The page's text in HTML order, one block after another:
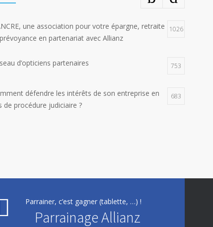
une association pour votre épargne, retraite
en partenariat avec Allianz
1026
d’opticiens partenaires 753
défendre les intérêts de son entreprise en
de procédure judiciaire ?
683
Parrainer, c’est gagner (tablette, …) !
Parrainage Allianz